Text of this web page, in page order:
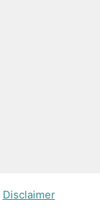
Disclaimer